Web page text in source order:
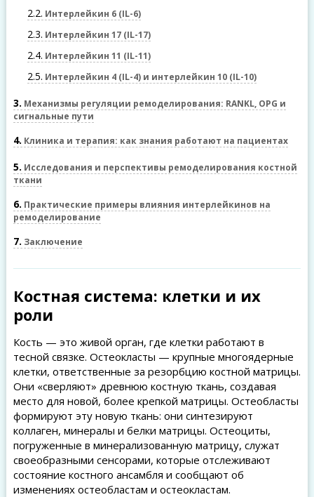
2.2 Интерлейкин 6 (IL-6)
2.3 Интерлейкин 17 (IL-17)
2.4 Интерлейкин 11 (IL-11)
2.5 Интерлейкин 4 (IL-4) и интерлейкин 10 (IL-10)
3 Механизмы регуляции ремоделирования: RANKL, OPG и
сигнальные пути
4 Клиника и терапия: как знания работают на пациентах
5 Исследования и перспективы ремоделирования костной
ткани
6 Практические примеры влияния интерлейкинов на
ремоделирование
7 Заключение
Костная система: клетки и их
роли
Кость — это живой орган, где клетки работают в
тесной связке. Остеокласты — крупные многоядерные
клетки, ответственные за резорбцию костной матрицы.
Они «сверляют» древнюю костную ткань, создавая
место для новой, более крепкой матрицы. Остеобласты
формируют эту новую ткань: они синтезируют
коллаген, минералы и белки матрицы. Остеоциты,
погруженные в минерализованную матрицу, служат
своеобразными сенсорами, которые отслеживают
состояние костного ансамбля и сообщают об
изменениях остеобластам и остеокластам.